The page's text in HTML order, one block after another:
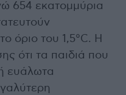
654 εκατομμύρια
όριο του 1,5°C. Η
ότι τα παιδιά που
ευάλωτα